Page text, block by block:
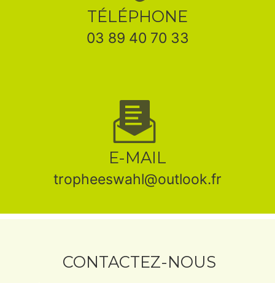
TÉLÉPHONE
03 89 40 70 33
E-MAIL
tropheeswahl@outlook.fr
CONTACTEZ-NOUS